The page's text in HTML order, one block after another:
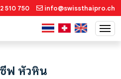
510 750 info@swissthaipro.ch
ซีฟ หัวหิน